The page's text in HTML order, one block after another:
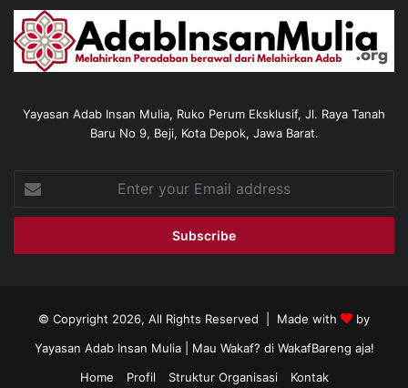
Yayasan Adab Insan Mulia, Ruko Perum Eksklusif, Jl. Raya Tanah
Baru No 9, Beji, Kota Depok, Jawa Barat.
your
Email
© Copyright 2026, All Rights Reserved | Made with
by
Yayasan Adab Insan Mulia| Mau Wakaf? di WakafBareng aja!
Home
Profil Struktur Organisasi Kontak